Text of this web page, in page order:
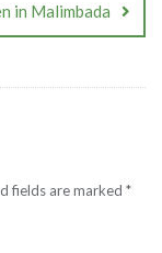
in Malimbada
fields are marked *